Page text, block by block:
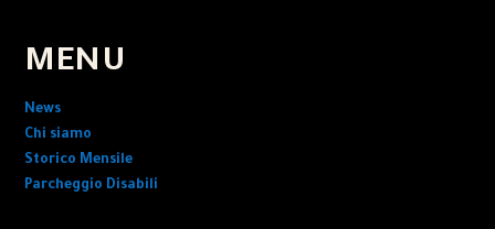
MENU
News
Chi siamo
Storico Mensile
Parcheggio Disabili